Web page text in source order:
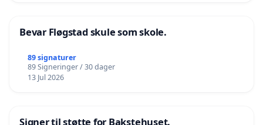
Bevar Fløgstad skule som skole.
89 signaturer
89 Signeringer / 30 dager
13 Jul 2026
Signer til støtte for Bakstehuset.